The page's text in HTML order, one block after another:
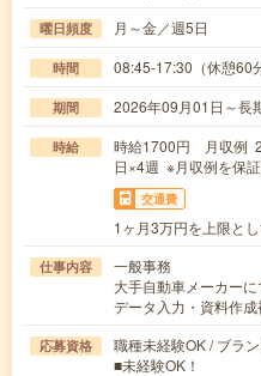
曜日頻度 月～金／週5日
時間 08:45-17:30（休憩60
期間 2026年09月01日～
時給
時給1700円 月収例
日×4週 ※月収例を保
交通費
1ヶ月3万円を上限と
仕事内容
一般事務
大手自動車メーカー
データ入力・資料作
応募資格
職種未経験OK / ブラ
■未経験OK！